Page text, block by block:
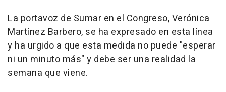
La portavoz de Sumar en el Congreso, Verónica
Martínez Barbero, se ha expresado en esta línea
y ha urgido a que esta medida no puede "esperar
ni un minuto más" y debe ser una realidad la
semana que viene.